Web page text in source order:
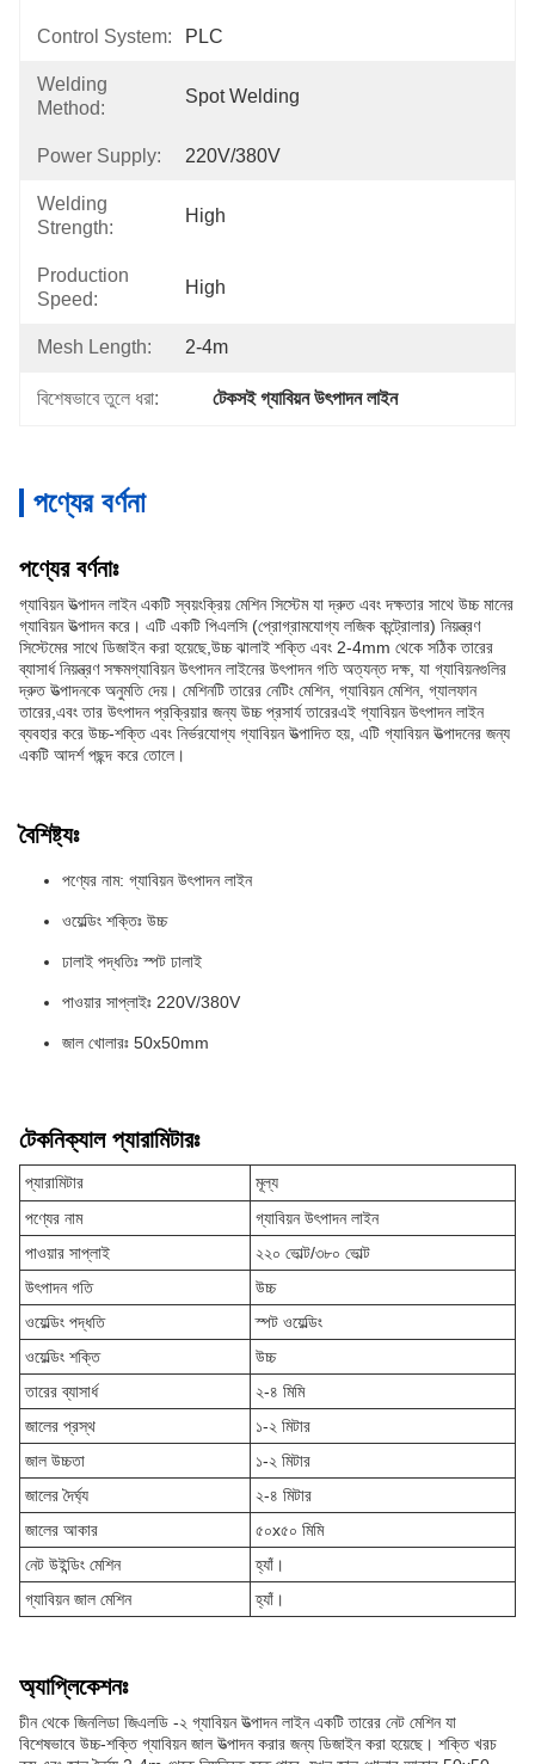
Control System: PLC
Welding
Method:
Spot Welding
Power Supply: 220V/380V
Welding
Strength:
High
Production
Speed:
High
Mesh Length: 2-4m
বিশেষভাবে তুলে ধরা: টেকসই গ্যাবিয়ন উৎপাদন লাইন
পণ্যের বর্ণনা
পণ্যের বর্ণনাঃ
গ্যাবিয়ন উত্পাদন লাইন একটি স্বয়ংক্রিয় মেশিন সিস্টেম যা দ্রুত এবং দক্ষতার সাথে উচ্চ মানের
গ্যাবিয়ন উত্পাদন করে। এটি একটি পিএলসি (প্রোগ্রামযোগ্য লজিক কন্ট্রোলার) নিয়ন্ত্রণ
সিস্টেমের সাথে ডিজাইন করা হয়েছে,উচ্চ ঝালাই শক্তি এবং 2-4mm থেকে সঠিক তারের
ব্যাসার্ধ নিয়ন্ত্রণ সক্ষমগ্যাবিয়ন উৎপাদন লাইনের উৎপাদন গতি অত্যন্ত দক্ষ, যা গ্যাবিয়নগুলির
দ্রুত উত্পাদনকে অনুমতি দেয়। মেশিনটি তারের নেটিং মেশিন, গ্যাবিয়ন মেশিন, গ্যালফান
তারের,এবং তার উৎপাদন প্রক্রিয়ার জন্য উচ্চ প্রসার্য তারেরএই গ্যাবিয়ন উৎপাদন লাইন
ব্যবহার করে উচ্চ-শক্তি এবং নির্ভরযোগ্য গ্যাবিয়ন উত্পাদিত হয়, এটি গ্যাবিয়ন উত্পাদনের জন্য
একটি আদর্শ পছন্দ করে তোলে।
বৈশিষ্ট্যঃ
পণ্যের নাম: গ্যাবিয়ন উৎপাদন লাইন
ওয়েল্ডিং শক্তিঃ উচ্চ
ঢালাই পদ্ধতিঃ স্পট ঢালাই
পাওয়ার সাপ্লাইঃ 220V/380V
জাল খোলারঃ 50x50mm
টেকনিক্যাল প্যারামিটারঃ
প্যারামিটার
মূল্য
পণ্যের নাম
গ্যাবিয়ন উৎপাদন লাইন
পাওয়ার সাপ্লাই
২২০ ভোল্ট/৩৮০ ভোল্ট
উৎপাদন গতি
উচ্চ
ওয়েল্ডিং পদ্ধতি
স্পট ওয়েল্ডিং
ওয়েল্ডিং শক্তি
উচ্চ
তারের ব্যাসার্ধ
২-৪ মিমি
জালের প্রস্থ
১-২ মিটার
জাল উচ্চতা
১-২ মিটার
জালের দৈর্ঘ্য
২-৪ মিটার
জালের আকার
৫০x৫০ মিমি
নেট উইন্ডিং মেশিন
হ্যাঁ।
গ্যাবিয়ন জাল মেশিন
হ্যাঁ।
অ্যাপ্লিকেশনঃ
চীন থেকে জিনলিডা জিএলডি -২ গ্যাবিয়ন উত্পাদন লাইন একটি তারের নেট মেশিন যা
বিশেষভাবে উচ্চ-শক্তি গ্যাবিয়ন জাল উত্পাদন করার জন্য ডিজাইন করা হয়েছে। শক্তি খরচ